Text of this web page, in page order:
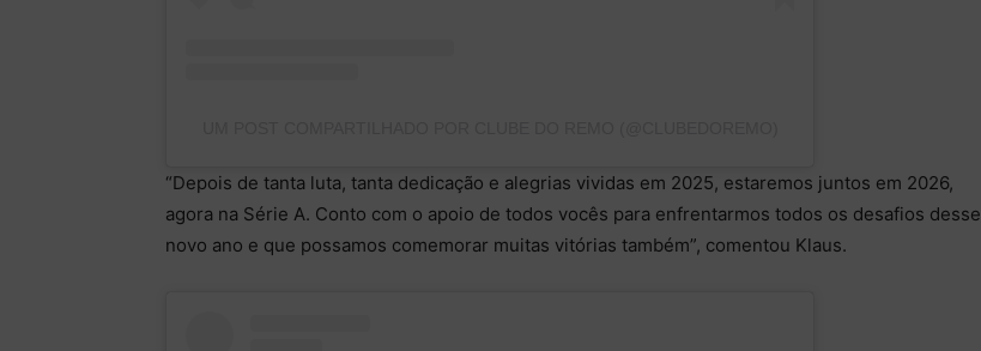
“Depois de tanta luta, tanta dedicação e alegrias vividas em 2025, estaremos juntos em 2026,
agora na Série A. Conto com o apoio de todos vocês para enfrentarmos todos os desafios desse
novo ano e que possamos comemorar muitas vitórias também”, comentou Klaus.